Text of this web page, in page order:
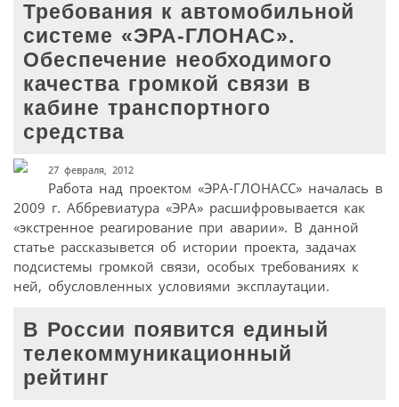
Требования к автомобильной
системе «ЭРА-ГЛОНАС».
Обеспечение необходимого
качества громкой связи в
кабине транспортного
средства
27 февраля, 2012
Работа над проектом «ЭРА-ГЛОНАСС» началась в
2009 г. Аббревиатура «ЭРА» расшифровывается как
«экстренное реагирование при аварии». В данной
статье рассказывется об истории проекта, задачах
подсистемы громкой связи, особых требованиях к
ней, обусловленных условиями эксплаутации.
В России появится единый
телекоммуникационный
рейтинг